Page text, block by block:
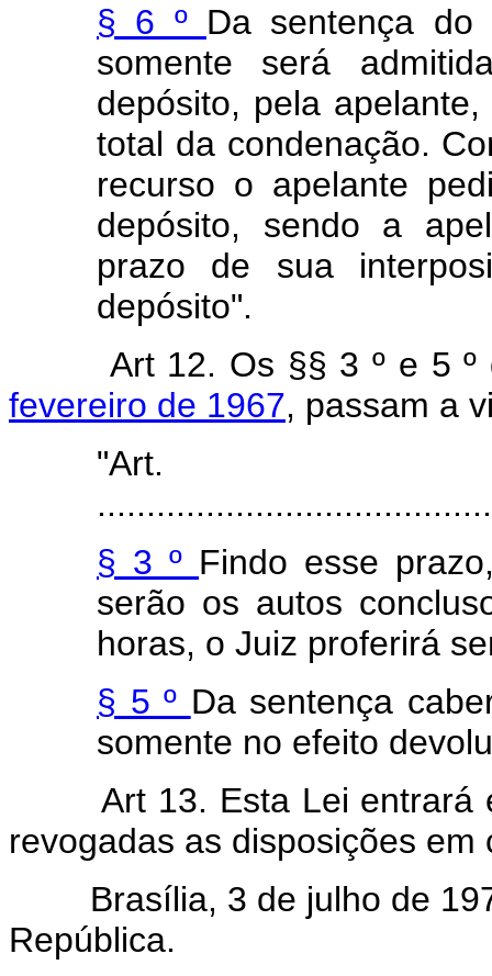
§ 6 º Da sentença
somente será
depósito, pela
total da condenação.
recurso o apelante
depósito, sendo a
prazo de sua
depósito".
Art 12. Os §§ 3 º e 5
fevereiro de 1967, passam a
§ 3 º Findo esse
serão os autos
horas, o Juiz proferirá
§ 5 º Da sentença
somente no efeito
Art 13. Esta Lei entrará
revogadas as disposições em
Brasília, 3 de julho de
República.